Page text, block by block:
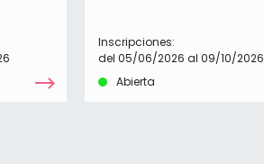
Inscripciones:
del 05/06/2026 al 09/10/2026
Abierta